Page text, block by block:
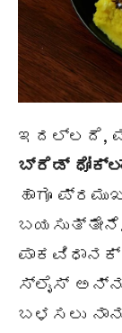
ಇದಲ್ಲದೆ,
ಬ್ರೆಡ್
ಹಾಗೂ
ಸ್ಲೈಸ್
ಬಳಸಲು